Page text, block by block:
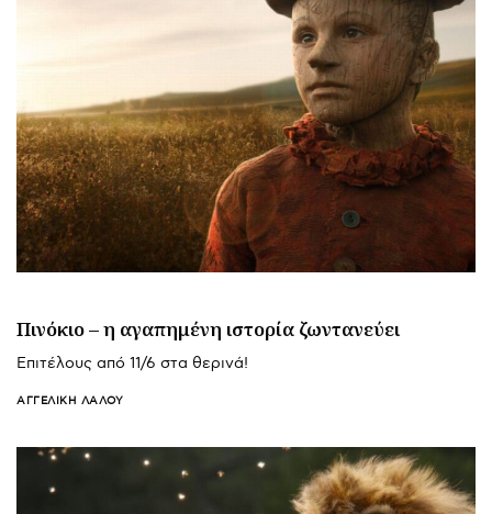
Πινόκιο – η αγαπημένη ιστορία ζωντανεύει
Επιτέλους από 11/6 στα θερινά!
ΑΓΓΕΛΙΚΉ ΛΆΛΟΥ